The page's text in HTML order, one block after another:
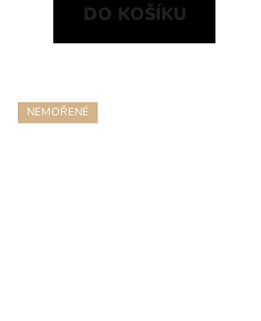
DO KOŠÍKU
NEMOŘENÉ